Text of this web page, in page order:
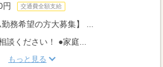
円 交通費全額支給
務希望の方大募集】 ...
談ください！ ●家庭...
もっと見る